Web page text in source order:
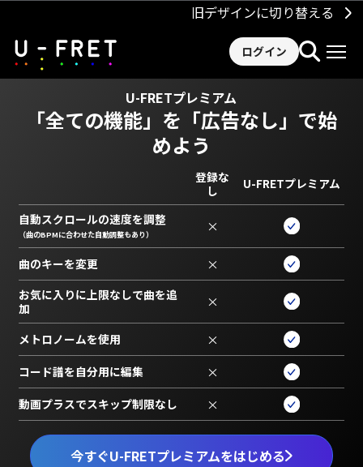
旧デザインに切り替える
ログイン
U-FRETプレミアム
「全ての機能」を 「広告なし」で始
めよう
今すぐU-FRETプレミアムをはじめる
登録な
し
U-FRETプレミアム
自動スクロールの速度を調整
（曲のBPMに合わせた自動調整もあり） ×
曲のキーを変更 ×
お気に入りに上限なしで曲を追
加
×
メトロノームを使用 ×
コード譜を自分用に編集 ×
動画プラスでスキップ制限なし ×